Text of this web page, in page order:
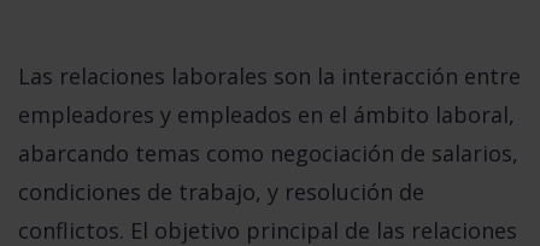
Las relaciones laborales son la interacción entre
empleadores y empleados en el ámbito laboral,
abarcando temas como negociación de salarios,
condiciones de trabajo, y resolución de
conflictos. El objetivo principal de las relaciones